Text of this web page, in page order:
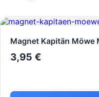
Magnet Kapitän Möwe
3,95 €